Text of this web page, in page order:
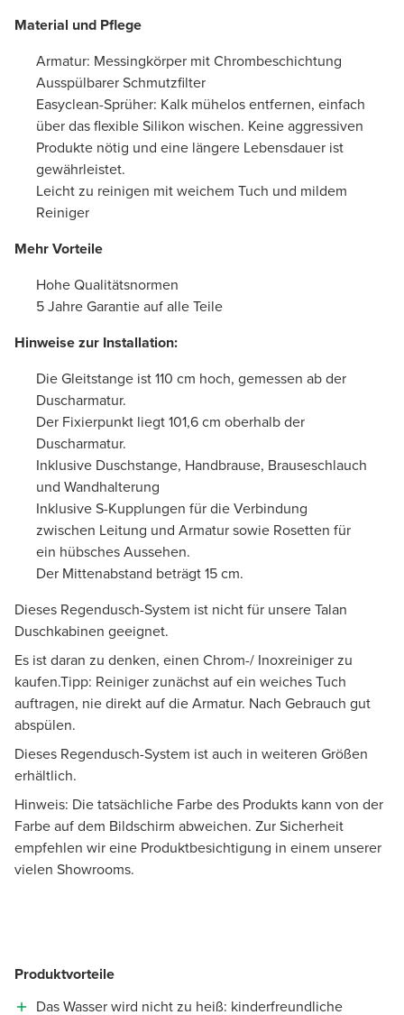
Material und Pflege
Armatur: Messingkörper mit Chrombeschichtung
Ausspülbarer Schmutzfilter
Easyclean-Sprüher: Kalk mühelos entfernen, einfach
über das flexible Silikon wischen. Keine aggressiven
Produkte nötig und eine längere Lebensdauer ist
gewährleistet.
Leicht zu reinigen mit weichem Tuch und mildem
Reiniger
Mehr Vorteile
Hohe Qualitätsnormen
5 Jahre Garantie auf alle Teile
Hinweise zur Installation:
Die Gleitstange ist 110 cm hoch, gemessen ab der
Duscharmatur.
Der Fixierpunkt liegt 101,6 cm oberhalb der
Duscharmatur.
Inklusive Duschstange, Handbrause, Brauseschlauch
und Wandhalterung
Inklusive S-Kupplungen für die Verbindung
zwischen Leitung und Armatur sowie Rosetten für
ein hübsches Aussehen.
Der Mittenabstand beträgt 15 cm.
Dieses Regendusch-System ist nicht für unsere Talan
Duschkabinen geeignet.
Es ist daran zu denken, einen Chrom-/ Inoxreiniger zu
kaufen.Tipp: Reiniger zunächst auf ein weiches Tuch
auftragen, nie direkt auf die Armatur. Nach Gebrauch gut
abspülen.
Dieses Regendusch-System ist auch in weiteren Größen
erhältlich.
Hinweis: Die tatsächliche Farbe des Produkts kann von der
Farbe auf dem Bildschirm abweichen. Zur Sicherheit
empfehlen wir eine Produktbesichtigung in einem unserer
vielen Showrooms.
Produktvorteile
Das Wasser wird nicht zu heiß: kinderfreundliche